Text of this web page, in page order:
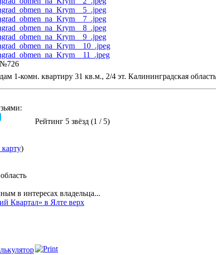
1-комн. квартиру 31 кв.м., 2/4 эт. Калининградская
Рейтинг 5 звёзд (1 / 5)
карту)
в интересах владельца...